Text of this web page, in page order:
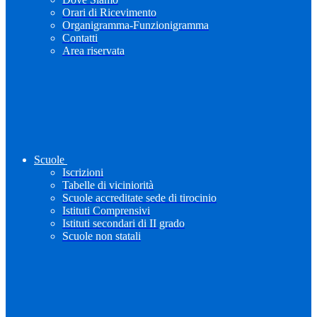
Orari di Ricevimento
Organigramma-Funzionigramma
Contatti
Area riservata
Scuole
Iscrizioni
Tabelle di viciniorità
Scuole accreditate sede di tirocinio
Istituti Comprensivi
Istituti secondari di II grado
Scuole non statali